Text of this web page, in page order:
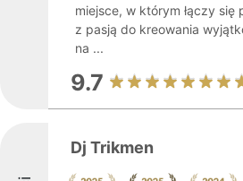
miejsce, w którym łączy się
z pasją do kreowania
na ...
9.7
Dj Trikmen